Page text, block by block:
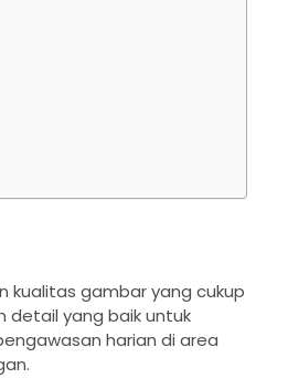
kualitas gambar yang cukup
detail yang baik untuk
harian di area